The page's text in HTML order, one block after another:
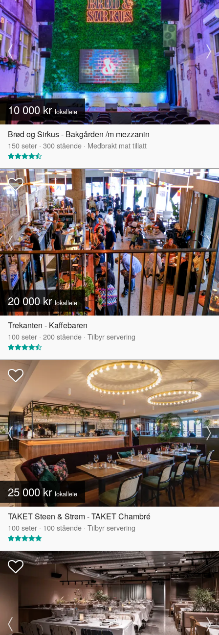
10 000 kr lokalleie
Brød og Sirkus - Bakgården /m mezzanin
150seter · 300stående · Medbrakt mat tillatt
20 000 krlokalleie
Trekanten - Kaffebaren
100seter · 200stående · Tilbyr servering
25 000 kr lokalleie
TAKET Steen & Strøm - TAKET Chambré
100seter · 100stående · Tilbyr servering